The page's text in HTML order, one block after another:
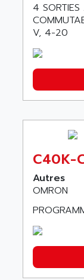
4
V, 4-20
C40K-
Autres
OMRON